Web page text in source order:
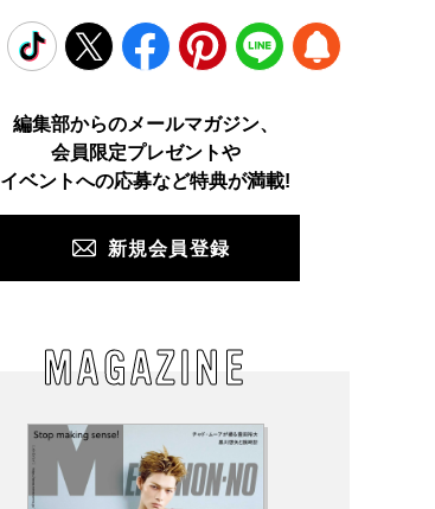
TikTok X Facebook Pinterest LINE
編集部からのメールマガジン、
会員限定プレゼントや
イベントへの応募など特典が満載!
新規会員登録
MAGAZINE